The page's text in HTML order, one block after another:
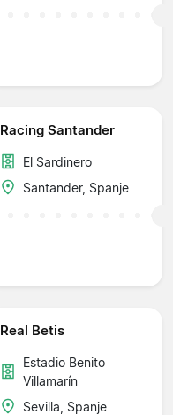
Racing Santander
El Sardinero
Santander, Spanje
Real Betis
Estadio Benito
Villamarín
Sevilla, Spanje